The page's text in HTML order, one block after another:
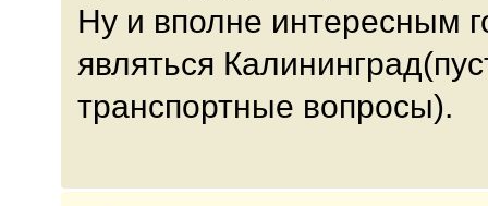
Ну и вполне интересным
являться
транспортные вопросы).